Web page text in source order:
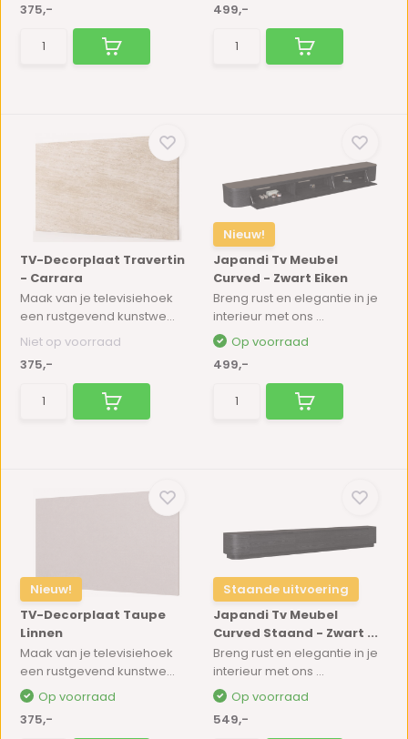
375,-
499,-
TV-Decorplaat Travertin
- Carrara
Maak van je televisiehoek
een rustgevend kunstwe...
Niet op voorraad
375,-
Nieuw!
Japandi Tv Meubel
Curved - Zwart Eiken
Breng rust en elegantie in je
interieur met ons ...
Op voorraad
499,-
Nieuw!
TV-Decorplaat Taupe
Linnen
Maak van je televisiehoek
een rustgevend kunstwe...
Op voorraad
375,-
Staande uitvoering
Japandi Tv Meubel
Curved Staand - Zwart ...
Breng rust en elegantie in je
interieur met ons ...
Op voorraad
549,-